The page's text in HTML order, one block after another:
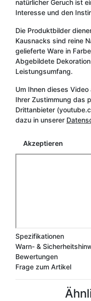
natürlicher Geruch ist
Interesse und den
Die Produktbilder
Kausnacks sind reine
gelieferte Ware in
Abgebildete
Leistungsumfang.
Um Ihnen dieses
Ihrer Zustimmung das
Drittanbieter
dazu in unserer
Akzeptieren
Spezifikationen
Warn- &
Bewertungen
Frage zum Artikel